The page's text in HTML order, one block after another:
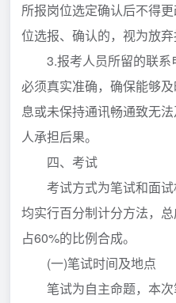
所报岗位选定确认后不得
位选报、确认的，视为放弃
3.报考人员所留的联系
必须真实准确，确保能够
息或未保持通讯畅通致无
人承担后果。
四、考试
考试方式为笔试和面试
均实行百分制计分方法，
占60%的比例合成。
(一)笔试时间及地点
笔试为自主命题，本次